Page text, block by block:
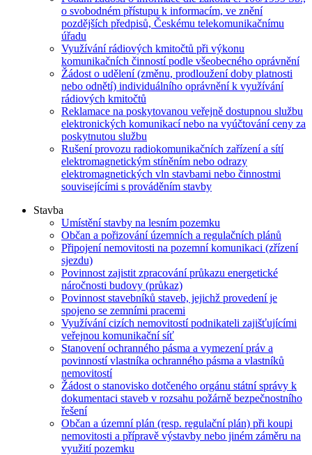
o svobodném přístupu k informacím, ve znění
pozdějších předpisů, Českému telekomunikačnímu
úřadu
Využívání rádiových kmitočtů při výkonu
komunikačních činností podle všeobecného oprávnění
Žádost o udělení (změnu, prodloužení doby platnosti
nebo odnětí) individuálního oprávnění k využívání
rádiových kmitočtů
Reklamace na poskytovanou veřejně dostupnou službu
elektronických komunikací nebo na vyúčtování ceny za
poskytnutou službu
Rušení provozu radiokomunikačních zařízení a sítí
elektromagnetickým stíněním nebo odrazy
elektromagnetických vln stavbami nebo činnostmi
souvisejícími s prováděním stavby
Stavba
Umístění stavby na lesním pozemku
Občan a pořizování územních a regulačních plánů
Připojení nemovitosti na pozemní komunikaci (zřízení
sjezdu)
Povinnost zajistit zpracování průkazu energetické
náročnosti budovy (průkaz)
Povinnost stavebníků staveb, jejichž provedení je
spojeno se zemními pracemi
Využívání cizích nemovitostí podnikateli zajišťujícími
veřejnou komunikační síť
Stanovení ochranného pásma a vymezení práv a
povinností vlastníka ochranného pásma a vlastníků
nemovitostí
Žádost o stanovisko dotčeného orgánu státní správy k
dokumentaci staveb v rozsahu požárně bezpečnostního
řešení
Občan a územní plán (resp. regulační plán) při koupi
nemovitosti a přípravě výstavby nebo jiném záměru na
využití pozemku